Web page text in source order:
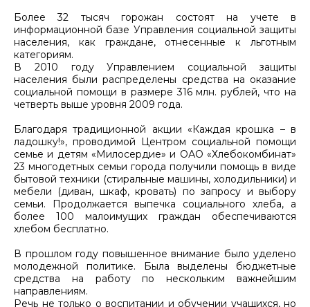
Более 32 тысяч горожан состоят на учете в
информационной базе Управления социальной защиты
населения, как граждане, отнесенные к льготным
категориям.
В 2010 году Управлением социальной защиты
населения были распределены средства на оказание
социальной помощи в размере 316 млн. рублей, что на
четверть выше уровня 2009 года.
Благодаря традиционной акции «Каждая крошка – в
ладошку!», проводимой Центром социальной помощи
семье и детям «Милосердие» и ОАО «Хлебокомбинат»
23 многодетных семьи города получили помощь в виде
бытовой техники (стиральные машины, холодильники) и
мебели (диван, шкаф, кровать) по запросу и выбору
семьи. Продолжается выпечка социального хлеба, а
более 100 малоимущих граждан обеспечиваются
хлебом бесплатно.
В прошлом году повышенное внимание было уделено
молодежной политике. Была выделены бюджетные
средства на работу по нескольким важнейшим
направлениям.
Речь не только о воспитании и обучении учащихся, но